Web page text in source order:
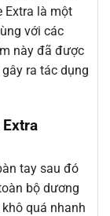
Extra là một
với các
này đã được
ra tác dụng
tay sau đó
bộ dương
quá nhanh